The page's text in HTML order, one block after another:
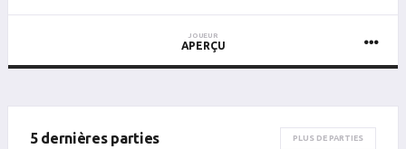
JOUEUR
APERÇU
5 dernières parties PLUS DE PARTIES